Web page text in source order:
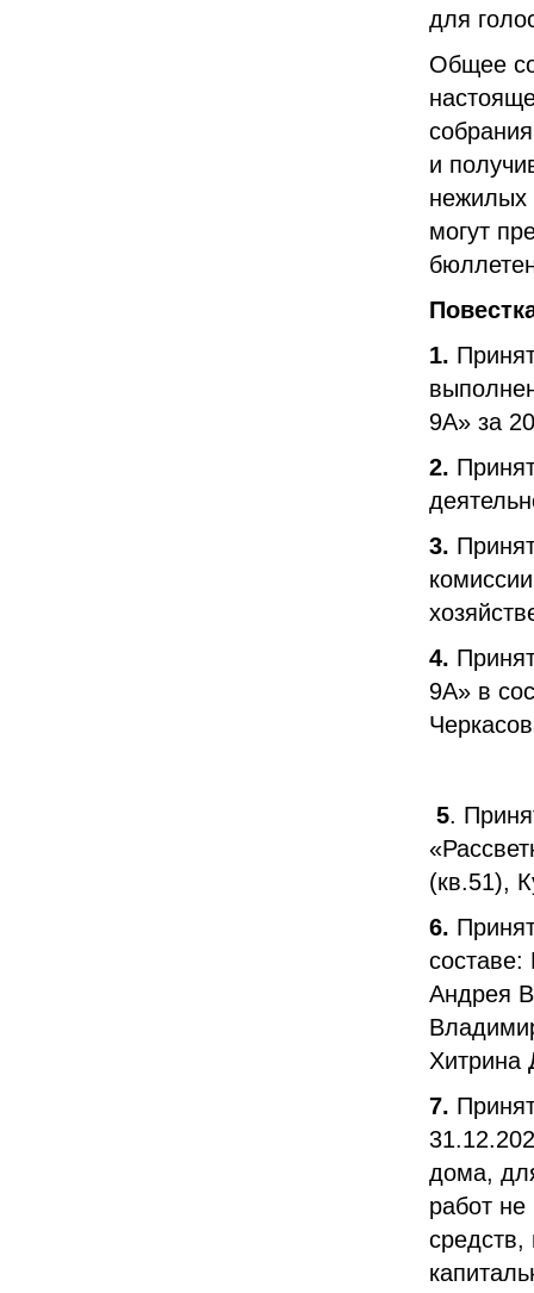
для
Общее
и
нежилых
могут
1.
9А» за
2.
3.
4.
9А» в
5.
(кв.51),
6.
Андрея
Хитрина
7.
дома,
работ не